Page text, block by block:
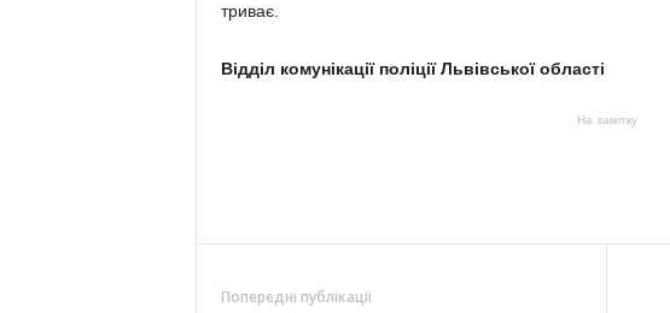
триває.
Відділ комунікації поліції Львівської області
На замітку
Попередні публікації